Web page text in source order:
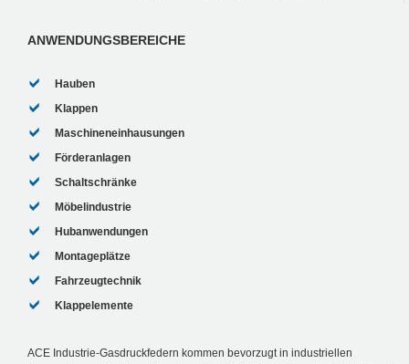
ANWENDUNGSBEREICHE
Hauben
Klappen
Maschineneinhausungen
Förderanlagen
Schaltschränke
Möbelindustrie
Hubanwendungen
Montageplätze
Fahrzeugtechnik
Klappelemente
ACE Industrie-Gasdruckfedern kommen bevorzugt in industriellen